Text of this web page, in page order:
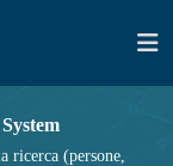
ricerca (persone,